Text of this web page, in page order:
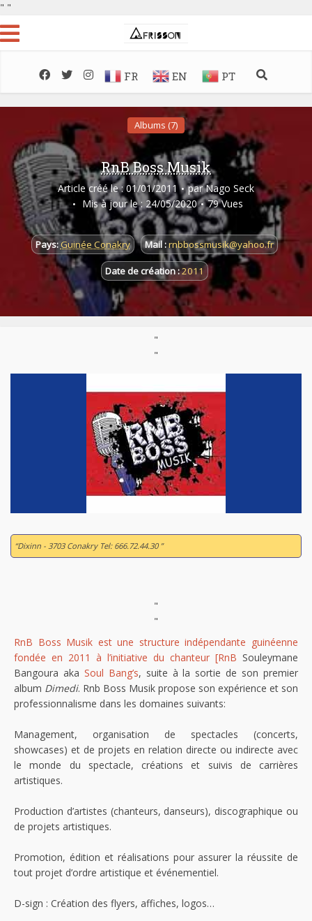
" "
FR EN PT
Albums (7)
RnB Boss Musik
Article créé le : 01/01/2011 par Nago Seck
Mis à jour le : 24/05/2020
79 Vues
Pays:Guinée Conakry Mail :rnbbossmusik@yahoo.fr
Date de création :2011
"
"
“Dixinn - 3703 Conakry Tel: 666.72.44.30 ”
"
"
RnB Boss Musik est une structure indépendante guinéenne
fondée en 2011 à l’initiative du chanteur [RnB Souleymane
Bangoura aka Soul Bang’s, suite à la sortie de son premier
album Dimedi. Rnb Boss Musik propose son expérience et son
professionnalisme dans les domaines suivants:
Management, organisation de spectacles (concerts,
showcases) et de projets en relation directe ou indirecte avec
le monde du spectacle, créations et suivis de carrières
artistiques.
Production d’artistes (chanteurs, danseurs), discographique ou
de projets artistiques.
Promotion, édition et réalisations pour assurer la réussite de
tout projet d’ordre artistique et événementiel.
D-sign : Création des flyers, affiches, logos…